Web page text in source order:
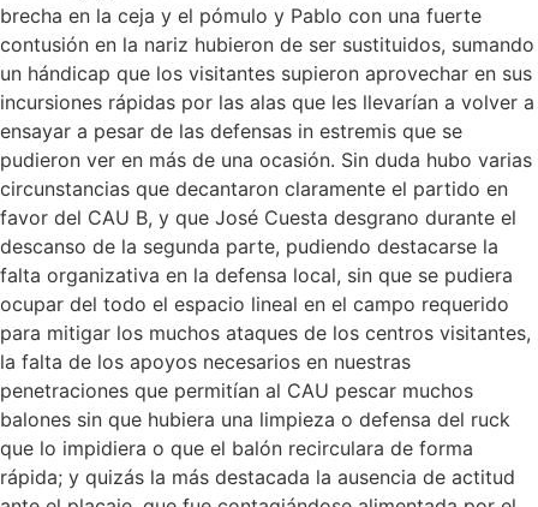
brecha en la ceja y el pómulo y Pablo con una fuerte
contusión en la nariz hubieron de ser sustituidos, sumando
un hándicap que los visitantes supieron aprovechar en sus
incursiones rápidas por las alas que les llevarían a volver a
ensayar a pesar de las defensas in estremis que se
pudieron ver en más de una ocasión. Sin duda hubo varias
circunstancias que decantaron claramente el partido en
favor del CAU B, y que José Cuesta desgrano durante el
descanso de la segunda parte, pudiendo destacarse la
falta organizativa en la defensa local, sin que se pudiera
ocupar del todo el espacio lineal en el campo requerido
para mitigar los muchos ataques de los centros visitantes,
la falta de los apoyos necesarios en nuestras
penetraciones que permitían al CAU pescar muchos
balones sin que hubiera una limpieza o defensa del ruck
que lo impidiera o que el balón recirculara de forma
rápida; y quizás la más destacada la ausencia de actitud